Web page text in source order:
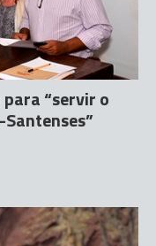
“servir o